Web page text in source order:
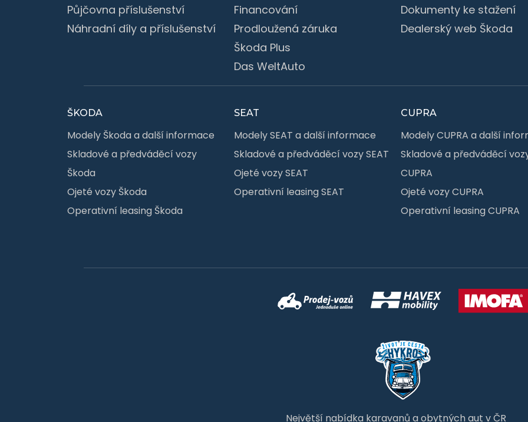
Půjčovna příslušenství
Náhradní díly a příslušenství
Financování
Prodloužená záruka
Škoda Plus
Das WeltAuto
Dokumenty ke stažení
Dealerský web Škoda
ŠKODA
Modely Škoda a další informace
Skladové a předváděcí vozy
Škoda
Ojeté vozy Škoda
Operativní leasing Škoda
SEAT
Modely SEAT a další informace
Skladové a předváděcí vozy SEAT
Ojeté vozy SEAT
Operativní leasing SEAT
CUPRA
Modely CUPRA a další
Skladové a předváděcí
CUPRA
Ojeté vozy CUPRA
Operativní leasing CUPRA
Největší nabídka karavanů a obytných aut v ČR